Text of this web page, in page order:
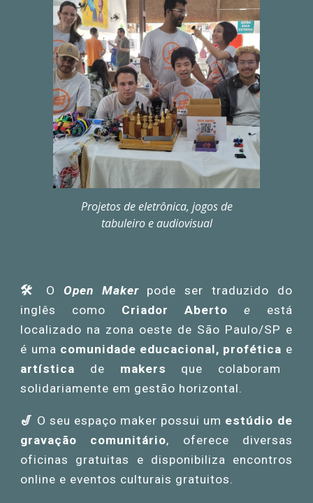
Projetos de eletrônica, jogos de
tabuleiro e audiovisual
🛠️ O Open Makerpode ser traduzido do
inglês como Criador Aberto e está
localizado na zona oeste de São Paulo/SP e
é uma comunidade educacional, profética e
artística de makers que colaboram
solidariamente em gestão horizontal.
🎷 O seu espaço maker possui um estúdio de
gravação comunitário, oferece diversas
oficinas gratuitas e disponibiliza encontros
online e eventos culturais gratuitos